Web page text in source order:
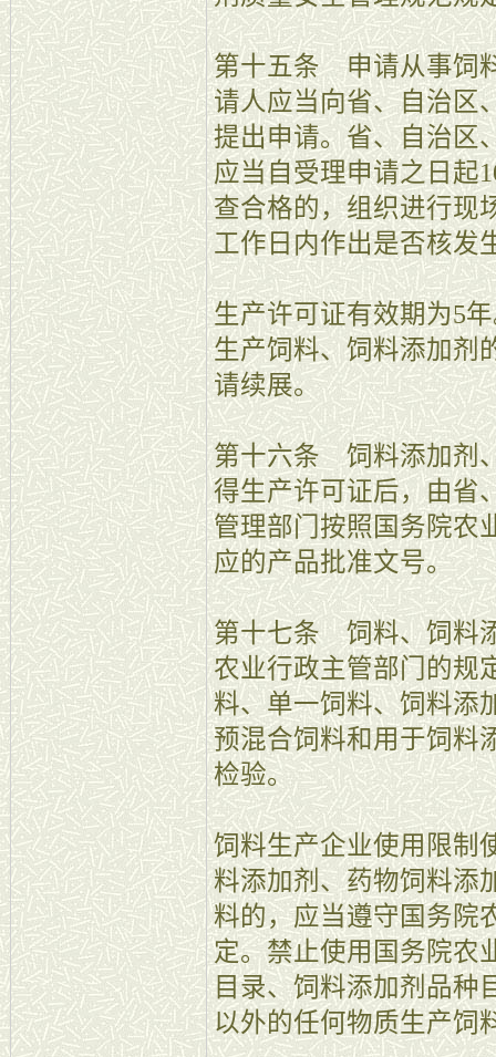
第十五条 申请从事饲
请人应当向省、自治区
提出申请。省、自治区
应当自受理申请之日起
查合格的，组织进行现
工作日内作出是否核发
生产许可证有效期为5
生产饲料、饲料添加剂
请续展。
第十六条 饲料添加剂
得生产许可证后，由省
管理部门按照国务院农
应的产品批准文号。
第十七条 饲料、饲料
农业行政主管部门的规
料、单一饲料、饲料添
预混合饲料和用于饲料
检验。
饲料生产企业使用限制
料添加剂、药物饲料添
料的，应当遵守国务院
定。禁止使用国务院农
目录、饲料添加剂品种
以外的任何物质生产饲